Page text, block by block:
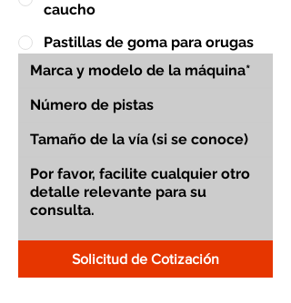
caucho
Pastillas de goma para orugas
Solicitud de Cotización